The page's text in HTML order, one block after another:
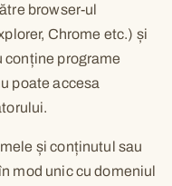
browser-ul
Chrome etc.) și
conține programe
poate accesa
și conținutul sau
mod unic cu domeniul